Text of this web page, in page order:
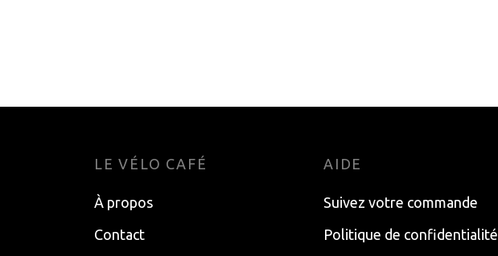
LE VÉLO CAFÉ
À propos
Contact
AIDE
Suivez votre commande
Politique de confidentialité